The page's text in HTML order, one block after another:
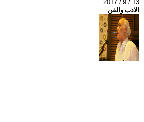
2017 / 9 / 13
الادب والفن